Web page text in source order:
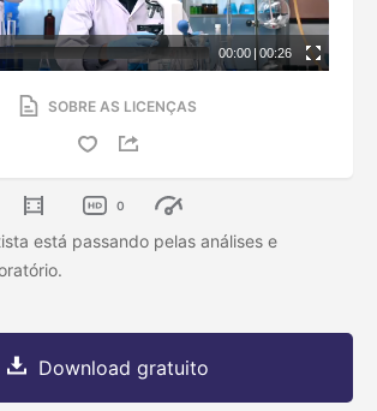
00:00 | 00:26
SOBRE AS LICENÇAS
0
está passando pelas análises e
Download gratuito